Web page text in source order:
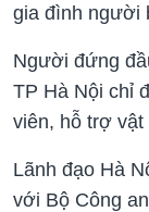
gia đình người
Người đứng
TP Hà Nội chỉ
viên, hỗ trợ
Lãnh đạo Hà
với Bộ Công